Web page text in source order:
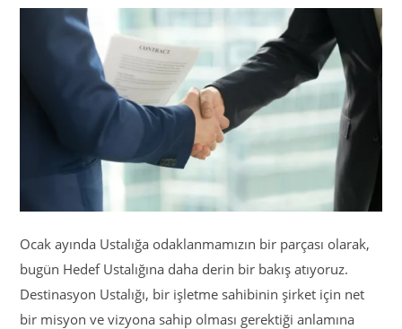
Ocak ayında Ustalığa odaklanmamızın bir parçası olarak,
bugün Hedef Ustalığına daha derin bir bakış atıyoruz.
Destinasyon Ustalığı, bir işletme sahibinin şirket için net
bir misyon ve vizyona sahip olması gerektiği anlamına